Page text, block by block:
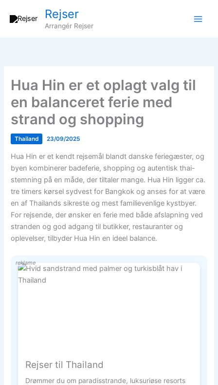
Rejser
Arrangér Rejser
Hua Hin er et oplagt valg til
en balanceret ferie med
strand og shopping
Thailand 23/09/2025
Hua Hin er et kendt rejsemål blandt danske feriegæster, og
byen kombinerer badeferie, shopping og autentisk thai-
stemning på en måde, der tiltaler mange. Hua Hin ligger ca.
tre timers kørsel sydvest for Bangkok og anses for at være
en af Thailands sikreste og mest familievenlige kystbyer.
For rejsende, der ønsker en ferie med både afslapning ved
stranden og god adgang til butikker, restauranter og
oplevelser, tilbyder Hua Hin en ideel balance.
reklame
Rejser til Thailand
Drømmer du om paradisstrande, luksuriøse resorts